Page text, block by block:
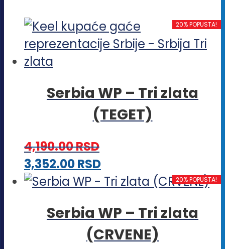
20% POPUSTA!
Serbia WP – Tri zlata
(TEGET)
4,190.00RSD
3,352.00RSDOvaj
proizvod
više
varijanti.
20% POPUSTA!
Serbia WP – Tri zlata
(CRVENE)